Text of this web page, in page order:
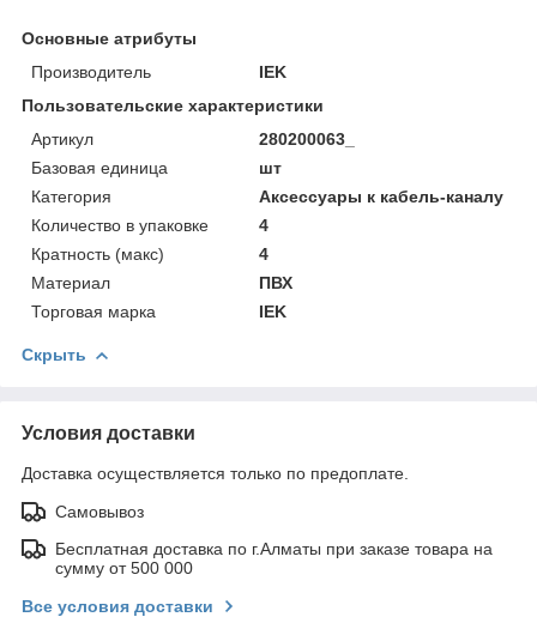
Основные атрибуты
Производитель
IEK
Пользовательские характеристики
Артикул
280200063_
Базовая единица
шт
Категория
Аксессуары к кабель-каналу
Количество в упаковке
4
Кратность (макс)
4
Материал
ПВХ
Торговая марка
IEK
Скрыть
Условия доставки
Доставка осуществляется только по предоплате.
Самовывоз
Бесплатная доставка по г.Алматы при заказе товара на
сумму от 500 000
Все условия доставки